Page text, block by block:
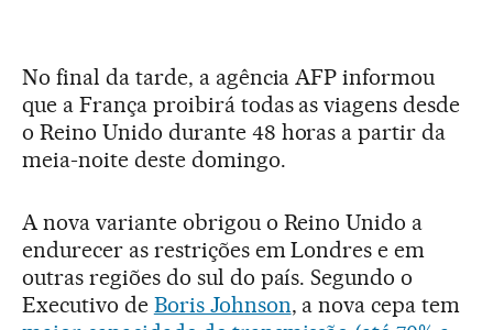
No final da tarde, a agência AFP informou
que a França proibirá todas as viagens desde
o Reino Unido durante 48 horas a partir da
meia-noite deste domingo.
A nova variante obrigou o Reino Unido a
endurecer as restrições em Londres e em
outras regiões do sul do país. Segundo o
Executivo de Boris Johnson, a nova cepa tem